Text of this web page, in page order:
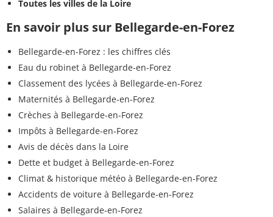
Toutes les villes de la Loire
En savoir plus sur Bellegarde-en-Forez
Bellegarde-en-Forez : les chiffres clés
Eau du robinet à Bellegarde-en-Forez
Classement des lycées à Bellegarde-en-Forez
Maternités à Bellegarde-en-Forez
Crèches à Bellegarde-en-Forez
Impôts à Bellegarde-en-Forez
Avis de décès dans la Loire
Dette et budget à Bellegarde-en-Forez
Climat & historique météo à Bellegarde-en-Forez
Accidents de voiture à Bellegarde-en-Forez
Salaires à Bellegarde-en-Forez